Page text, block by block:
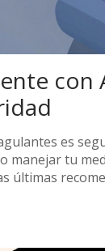
con
es
manejar tu
últimas